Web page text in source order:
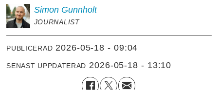
Simon Gunnholt
JOURNALIST
PUBLICERAD 2026-05-18 - 09:04
SENAST UPPDATERAD 2026-05-18 - 13:10